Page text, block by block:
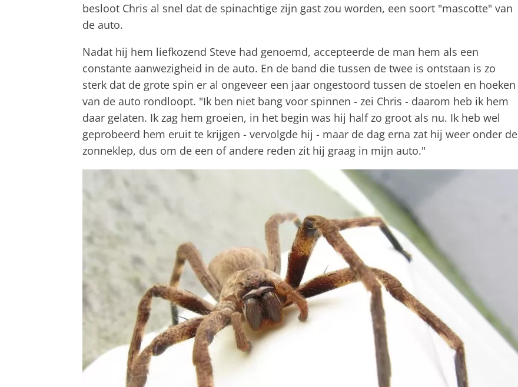
besloot Chris al snel dat de spinachtige zijn gast zou worden, een soort "mascotte" van
de auto.
Nadat hij hem liefkozend Steve had genoemd, accepteerde de man hem als een
constante aanwezigheid in de auto. En de band die tussen de twee is ontstaan ​​is zo
sterk dat de grote spin er al ongeveer een jaar ongestoord tussen de stoelen en hoeken
van de auto rondloopt. "Ik ben niet bang voor spinnen - zei Chris - daarom heb ik hem
daar gelaten. Ik zag hem groeien, in het begin was hij half zo groot als nu. Ik heb wel
geprobeerd hem eruit te krijgen - vervolgde hij - maar de dag erna zat hij weer onder de
zonneklep, dus om de een of andere reden zit hij graag in mijn auto."